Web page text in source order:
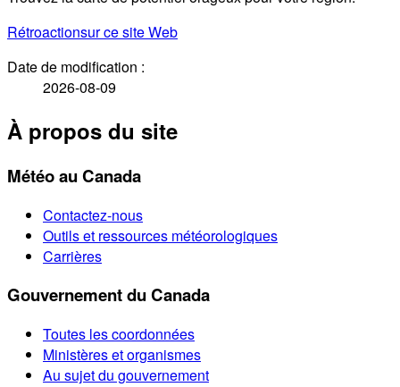
Rétroactionsur ce site Web
Date de modification :
2026-08-09
À propos du site
Météo au Canada
Contactez-nous
Outils et ressources météorologiques
Carrières
Gouvernement du Canada
Toutes les coordonnées
Ministères et organismes
Au sujet du gouvernement